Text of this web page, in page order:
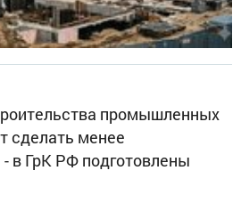
промышленных
сделать менее
в ГрК РФ подготовлены